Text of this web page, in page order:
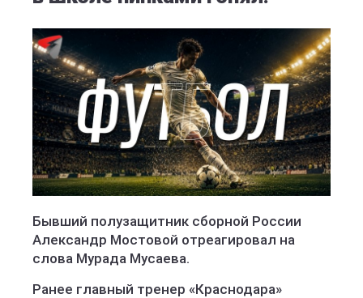
Бывший полузащитник сборной России
Александр Мостовой отреагировал на
слова Мурада Мусаева.
Ранее главный тренер «Краснодара»